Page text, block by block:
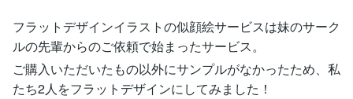
フラットデザインイラストの似顔絵サービスは妹のサーク
ルの先輩からのご依頼で始まったサービス。
ご購入いただいたもの以外にサンプルがなかったため、私
たち2人をフラットデザインにしてみました！